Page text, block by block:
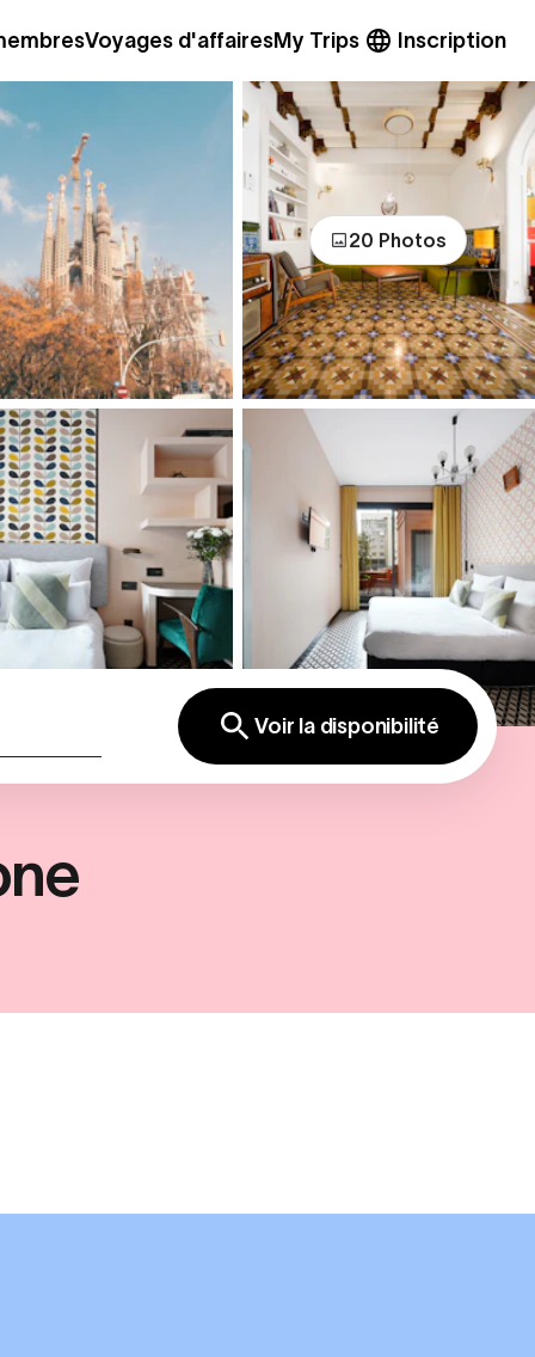
Voyages d'affairesMy Trips Inscription
20 Photos
Voir la disponibilité